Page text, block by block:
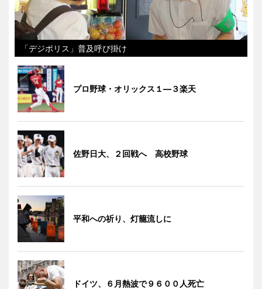
「デジポリス」普及呼び掛け
プロ野球・オリックス１―３楽天
佐野日大、２回戦へ 高校野球
平和への祈り、灯籠流しに
ドイツ、６月熱波で９６００人死亡